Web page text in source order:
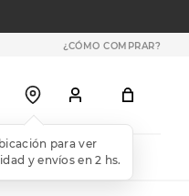
¿CÓMO COMPRAR?